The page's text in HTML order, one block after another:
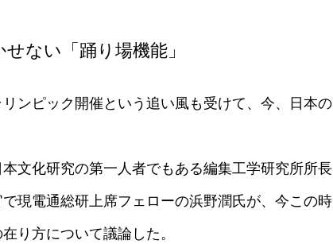
ない「踊り場機能」
ンピック開催という追い風も受けて、今、日本の
文化研究の第一人者でもある編集工学研究所所長
現電通総研上席フェローの浜野潤氏が、今この時
り方について議論した。